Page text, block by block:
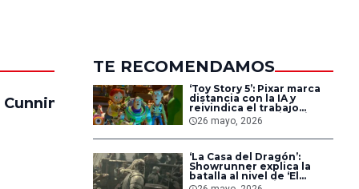
Cunningham Anna Yen
TE RECOMENDAMOS
‘Toy Story 5’: Pixar marca
distancia con la IA y
reivindica el trabajo
humano en la animación
26 mayo, 2026
‘La Casa del Dragón’:
Showrunner explica la
batalla al nivel de ‘El
Señor de los anillos’ que